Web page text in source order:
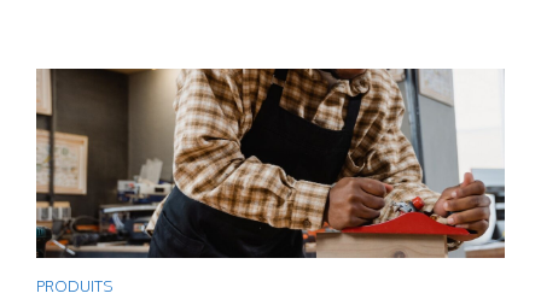
PRODUITS